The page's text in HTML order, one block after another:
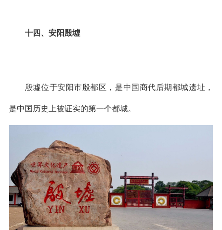
十四、安阳殷墟
殷墟位于安阳市殷都区，是中国商代后期都城遗址，
是中国历史上被证实的第一个都城。